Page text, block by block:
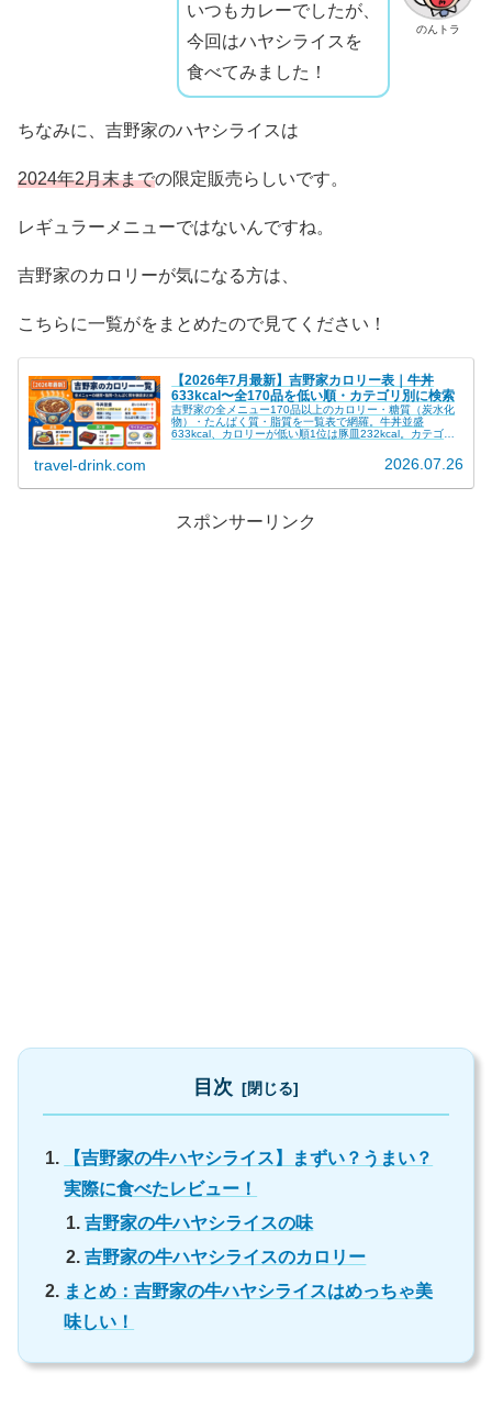
のんトラ
いつもカレーでしたが、
今回はハヤシライスを
食べてみました！
ちなみに、吉野家のハヤシライスは
2024年2月末までの限定販売らしいです。
レギュラーメニューではないんですね。
吉野家のカロリーが気になる方は、
こちらに一覧がをまとめたので見てください！
【2026年7月最新】吉野家カロリー表｜牛丼
633kcal〜全170品を低い順・カテゴリ別に検索
吉野家の全メニュー170品以上のカロリー・糖質（炭水化
物）・たんぱく質・脂質を一覧表で網羅。牛丼並盛
633kcal、カロリーが低い順1位は豚皿232kcal。カテゴリ
travel-drink.com 2026.07.26
スポンサーリンク
目次
【吉野家の牛ハヤシライス】まずい？うまい？
実際に食べたレビュー！
吉野家の牛ハヤシライスの味
吉野家の牛ハヤシライスのカロリー
まとめ：吉野家の牛ハヤシライスはめっちゃ美
味しい！